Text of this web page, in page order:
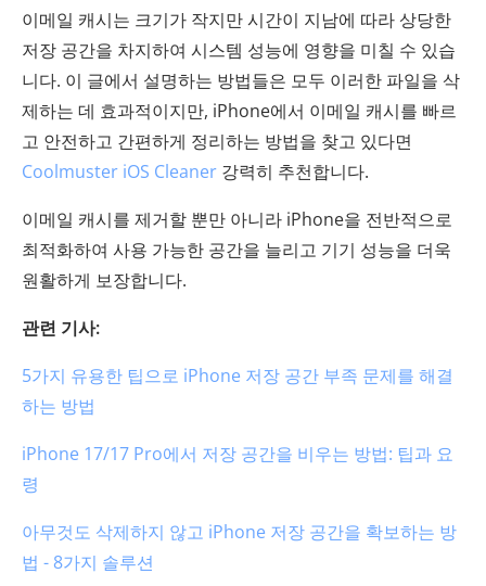
이메일 캐시는 크기가 작지만 시간이 지남에 따라 상당한
저장 공간을 차지하여 시스템 성능에 영향을 미칠 수 있습
니다. 이 글에서 설명하는 방법들은 모두 이러한 파일을 삭
제하는 데 효과적이지만, iPhone에서 이메일 캐시를 빠르
고 안전하고 간편하게 정리하는 방법을 찾고 있다면
Coolmuster iOS Cleaner 강력히 추천합니다.
이메일 캐시를 제거할 뿐만 아니라 iPhone을 전반적으로
최적화하여 사용 가능한 공간을 늘리고 기기 성능을 더욱
원활하게 보장합니다.
관련 기사:
5가지 유용한 팁으로 iPhone 저장 공간 부족 문제를 해결
하는 방법
iPhone 17/17 Pro에서 저장 공간을 비우는 방법: 팁과 요
령
아무것도 삭제하지 않고 iPhone 저장 공간을 확보하는 방
법 - 8가지 솔루션